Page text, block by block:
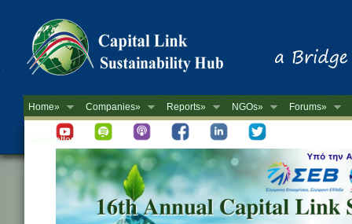
Home» Companies» Reports» NGOs» Forums»
Newsletter